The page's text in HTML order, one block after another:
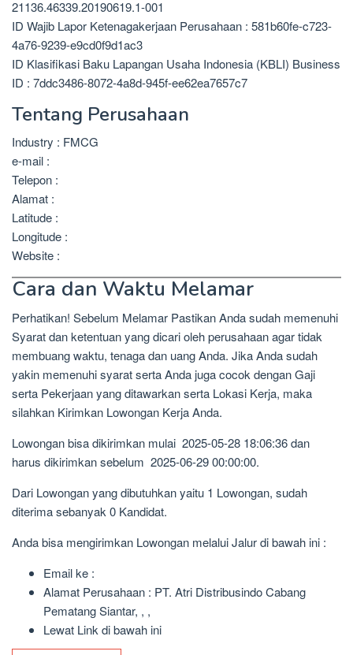
21136.46339.20190619.1-001
ID Wajib Lapor Ketenagakerjaan Perusahaan : 581b60fe-c723-
4a76-9239-e9cd0f9d1ac3
ID Klasifikasi Baku Lapangan Usaha Indonesia (KBLI) Business
ID : 7ddc3486-8072-4a8d-945f-ee62ea7657c7
Tentang Perusahaan
Industry : FMCG
e-mail :
Telepon :
Alamat :
Latitude :
Longitude :
Website :
Cara dan Waktu Melamar
Perhatikan! Sebelum Melamar Pastikan Anda sudah memenuhi
Syarat dan ketentuan yang dicari oleh perusahaan agar tidak
membuang waktu, tenaga dan uang Anda. Jika Anda sudah
yakin memenuhi syarat serta Anda juga cocok dengan Gaji
serta Pekerjaan yang ditawarkan serta Lokasi Kerja, maka
silahkan Kirimkan Lowongan Kerja Anda.
Lowongan bisa dikirimkan mulai 2025-05-28 18:06:36 dan
harus dikirimkan sebelum 2025-06-29 00:00:00.
Dari Lowongan yang dibutuhkan yaitu 1 Lowongan, sudah
diterima sebanyak 0 Kandidat.
Anda bisa mengirimkan Lowongan melalui Jalur di bawah ini :
Email ke :
Alamat Perusahaan : PT. Atri Distribusindo Cabang
Pematang Siantar, , ,
Lewat Link di bawah ini